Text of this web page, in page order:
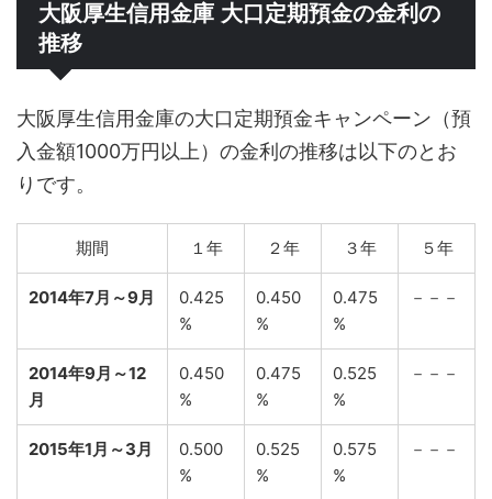
大阪厚生信用金庫 大口定期預金の金利の
推移
大阪厚生信用金庫の大口定期預金キャンペーン（預
入金額1000万円以上）の金利の推移は以下のとお
りです。
期間 １年 ２年 ３年 ５年
2014年7月～9月
0.425
%
0.450
%
0.475
%
－－－
2014年9月～12
月
0.450
%
0.475
%
0.525
%
－－－
2015年1月～3月
0.500
%
0.525
%
0.575
%
－－－